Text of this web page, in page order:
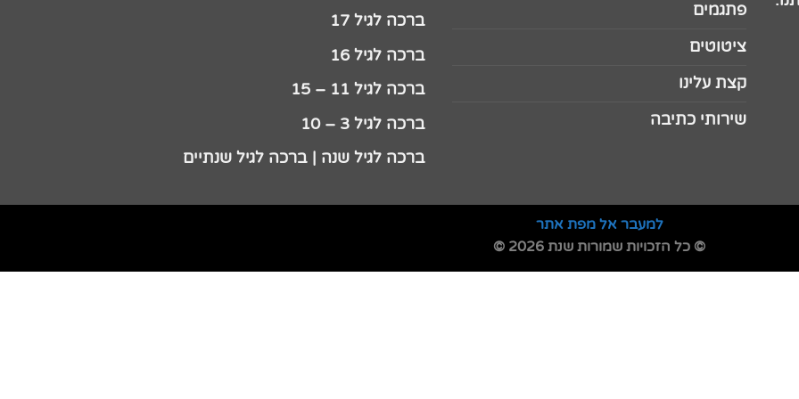
פתגמים
ציטוטים
קצת עלינו
שירותי כתיבה
ברכה לגיל 17
ברכה לגיל 16
ברכה לגיל 11 – 15
ברכה לגיל 3 – 10
ברכה לגיל שנה | ברכה לגיל שנתיים
למעבר אל מפת אתר
© כל הזכויות שמורות שנת 2026 ©